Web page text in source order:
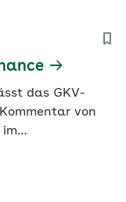
das GKV-
von
im